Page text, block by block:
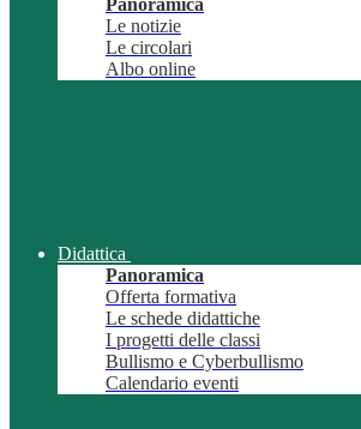
Panoramica
Le notizie
Le circolari
Albo online
Didattica
Panoramica
Offerta formativa
Le schede didattiche
I progetti delle classi
Bullismo e Cyberbullismo
Calendario eventi